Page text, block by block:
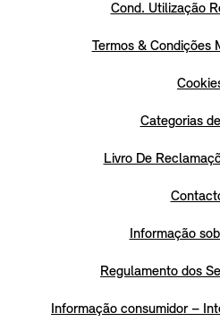
Cond. Utilização
Termos & Condições
Categorias
Livro De
Informação
Regulamento dos
Informação consumidor –